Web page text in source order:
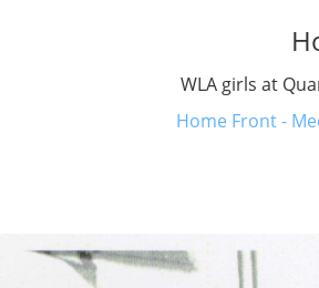
WLA girls at
Home Front -